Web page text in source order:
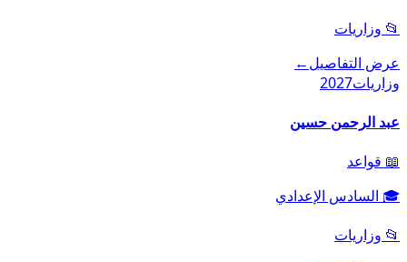
📂 وزاريات
عرض التفاصيل←
وزاريات2027
عبد الرحمن حسين
📖 قواعد
🎓 السادس الإعدادي
📂 وزاريات